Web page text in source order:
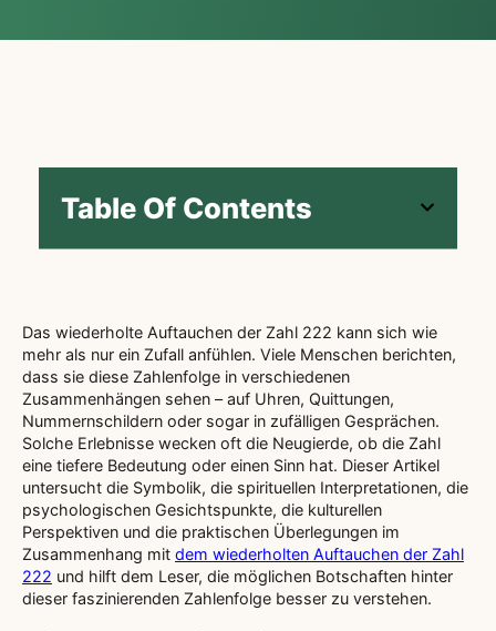
Table Of Contents
Das wiederholte Auftauchen der Zahl 222 kann sich wie
mehr als nur ein Zufall anfühlen. Viele Menschen berichten,
dass sie diese Zahlenfolge in verschiedenen
Zusammenhängen sehen – auf Uhren, Quittungen,
Nummernschildern oder sogar in zufälligen Gesprächen.
Solche Erlebnisse wecken oft die Neugierde, ob die Zahl
eine tiefere Bedeutung oder einen Sinn hat. Dieser Artikel
untersucht die Symbolik, die spirituellen Interpretationen, die
psychologischen Gesichtspunkte, die kulturellen
Perspektiven und die praktischen Überlegungen im
Zusammenhang mit dem wiederholten Auftauchen der Zahl
222 und hilft dem Leser, die möglichen Botschaften hinter
dieser faszinierenden Zahlenfolge besser zu verstehen.